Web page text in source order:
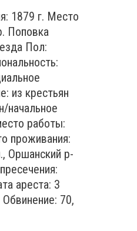
1879 г. Место
Поповка
Пол:
из крестьян
начальное
работы:
проживания:
Оршанский р-
ареста: 3
70,